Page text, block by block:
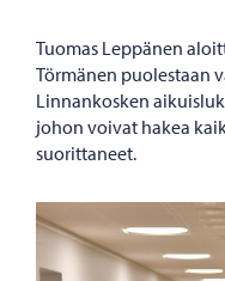
Tuomas Leppänen
Törmänen puolestaan
Linnankosken
johon voivat hakea
suorittaneet.